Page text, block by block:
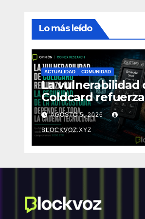
Lo más leído
ACTUALIDAD COMUNIDAD
La vulnerabilidad
Coldcard refuerza
que la seguridad
la autocustodia
depende de toda
cadena
Research
AGOSTO 5, 2026
BLOCKVOZ.XYZ